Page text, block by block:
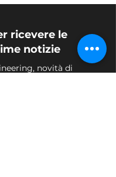
ricevere le
notizie
novità di